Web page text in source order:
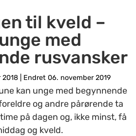
til kveld –
med
rusvansker
2018 Endret 06. november 2019
kan unge med begynnende
og andre pårørende ta
på dagen og, ikke minst, få
og kveld.